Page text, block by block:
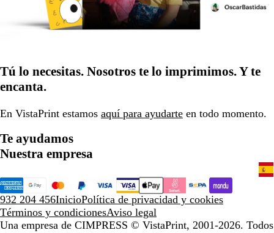
Tú lo necesitas. Nosotros te lo imprimimos. Y te
encanta.
En VistaPrint estamos aquí para ayudarte en todo momento.
Te ayudamos
Nuestra empresa
932 204 456InicioPolítica de privacidad y cookies
Términos y condicionesAviso legal
Una empresa de CIMPRESS © VistaPrint, 2001-2026. Todos